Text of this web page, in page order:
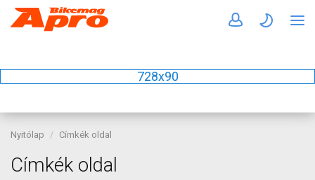
728x90
Nyitólap Címkék oldal
Címkék oldal